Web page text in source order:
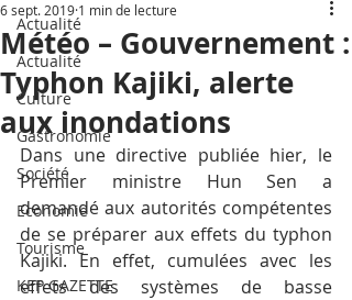
Actualité
Actualité
Culture
Gastronomie
Société
Economie
Tourisme
KEP GAZETTE
Météo – Gouvernement :
Typhon Kajiki, alerte
aux inondations
6 sept. 2019 1 min de lecture
Dans une directive publiée hier, le
Premier ministre Hun Sen a
demandé aux autorités compétentes
de se préparer aux effets du typhon
Kajiki. En effet, cumulées avec les
effets des systèmes de basse